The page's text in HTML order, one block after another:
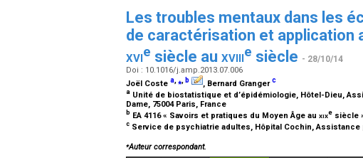
Les troubles mentaux dans les
de caractérisation et application
xvie siècle au xviiie siècle - 28/10/14
Doi : 10.1016/j.amp.2013.07.006
Joël Coste a,⁎, b , Bernard Grangerc
a Unité de biostatistique et d’épidémiologie, Hôtel-Dieu,
Dame, 75004 Paris, France
b EA 4116 « Savoirs et pratiques du Moyen Âge au xixe siècle
c Service de psychiatrie adultes, Hôpital Cochin, Assistance
⁎Auteur correspondant.